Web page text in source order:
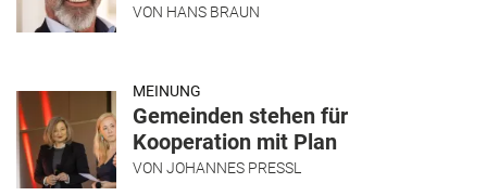
VON HANS BRAUN
MEINUNG
Gemeinden stehen für
Kooperation mit Plan
VON JOHANNES PRESSL